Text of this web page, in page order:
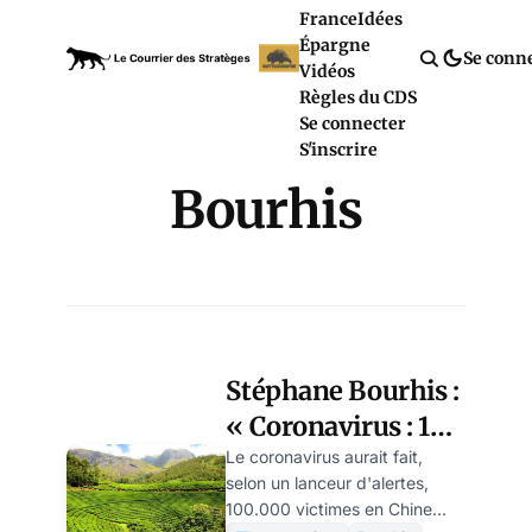
FranceIdées
Épargne
Vidéos
Règles du CDS
Se connecter
S'inscrire
Se
Bourhis
Stéphane Bourhis :
« Coronavirus : 100
000 victimes
chinoises ? Emoi,
Le coronavirus aurait fait,
selon un lanceur d'alertes,
100.000 victimes en Chine